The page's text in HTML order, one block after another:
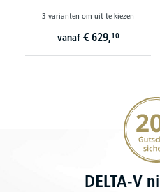
3 varianten om uit te kiezen
vanaf € 629,10
20€
DELTA-V